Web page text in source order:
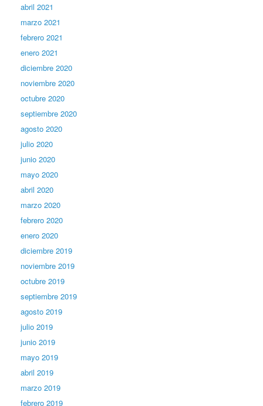
abril 2021
marzo 2021
febrero 2021
enero 2021
diciembre 2020
noviembre 2020
octubre 2020
septiembre 2020
agosto 2020
julio 2020
junio 2020
mayo 2020
abril 2020
marzo 2020
febrero 2020
enero 2020
diciembre 2019
noviembre 2019
octubre 2019
septiembre 2019
agosto 2019
julio 2019
junio 2019
mayo 2019
abril 2019
marzo 2019
febrero 2019